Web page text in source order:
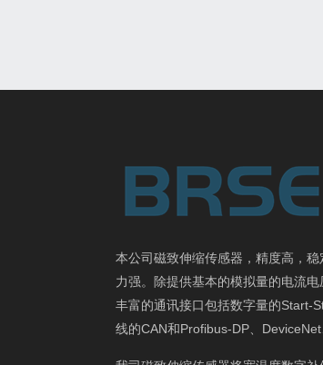
本公司磁致伸缩传感器，精度高，
力强。除提供基本的模拟量的电流
丰富的通讯接口包括数字量的Start-
线的CAN和Profibus-DP、DeviceNet